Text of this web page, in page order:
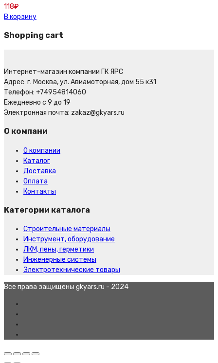
118₽
В корзину
Shopping cart
Интернет-магазин компании ГК ЯРС
Адрес: г. Москва, ул. Авиамоторная, дом 55 к31
Телефон: +74954814060
Ежедневно с 9 до 19
Электронная почта: zakaz@gkyars.ru
О компани
О компании
Каталог
Доставка
Оплата
Контакты
Категории каталога
Строительные материалы
Инструмент, оборудование
ЛКМ, пены, герметики
Инженерные системы
Электротехнические товары
Все права защищены gkyars.ru - 2024